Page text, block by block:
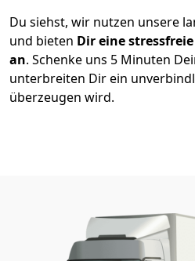
Du siehst, wir nutzen unsere
und bieten Dir eine
an. Schenke uns 5 Minuten
unterbreiten Dir ein
überzeugen wird.